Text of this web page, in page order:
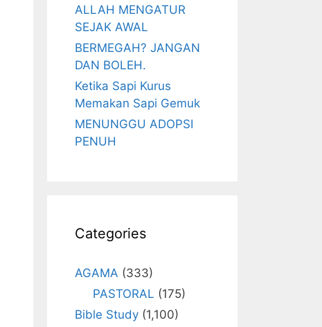
ALLAH MENGATUR
SEJAK AWAL
BERMEGAH? JANGAN
DAN BOLEH.
Ketika Sapi Kurus
Memakan Sapi Gemuk
MENUNGGU ADOPSI
PENUH
Categories
AGAMA (333)
PASTORAL (175)
Bible Study (1,100)